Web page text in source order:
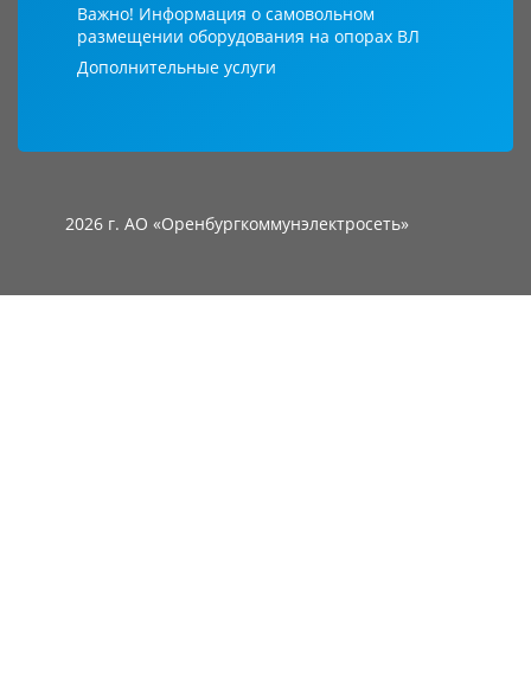
Важно! Информация о самовольном
размещении оборудования на опорах ВЛ
Дополнительные услуги
2026 г. АО «Оренбургкоммунэлектросеть»